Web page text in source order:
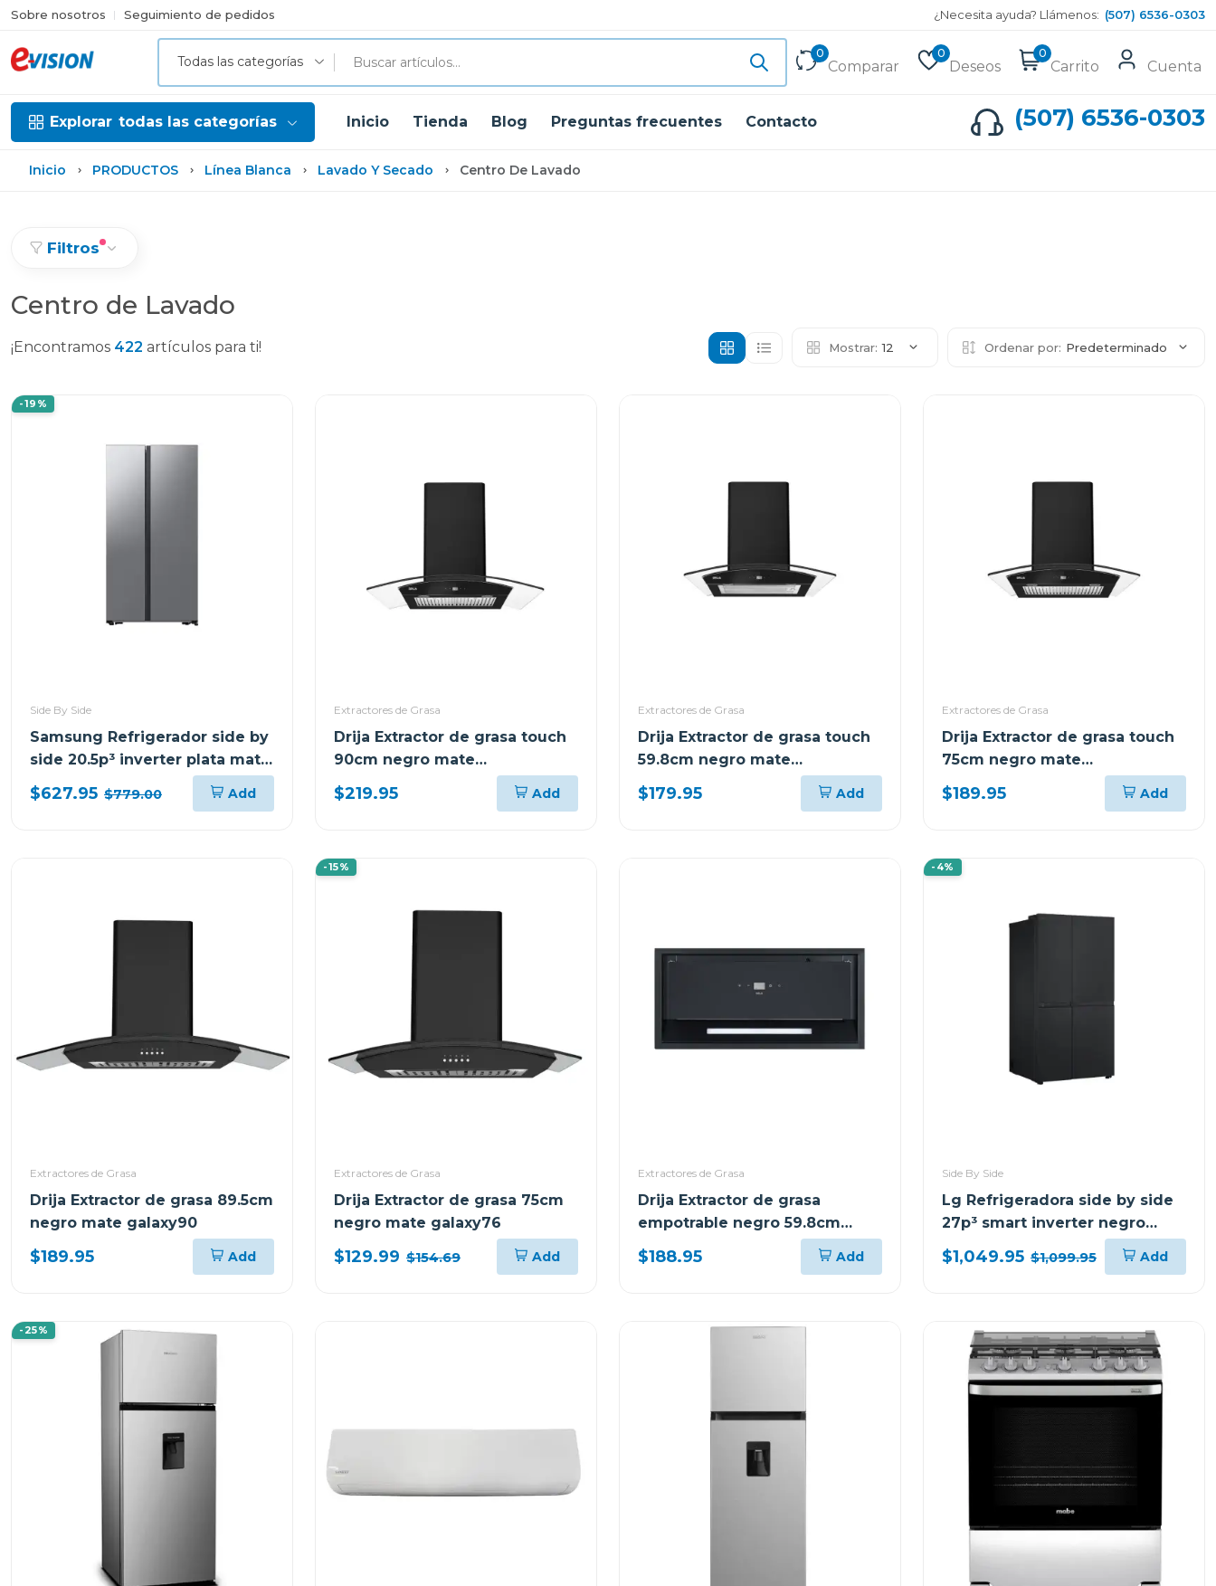
Sobre nosotros Seguimiento de pedidos ¿Necesita ayuda? Llámenos: (507) 6536-0303
Todas las categorías
0
Comparar
0
Deseos
0
Carrito Cuenta
Explorar todas las categorías Inicio Tienda Blog Preguntas frecuentes Contacto (507) 6536-0303
Inicio PRODUCTOS Línea Blanca Lavado Y Secado Centro De Lavado
Filtros
Centro de Lavado
¡Encontramos 422 artículos para ti! Mostrar: 12 Ordenar por: Predeterminado
-19%
Side By Side
Samsung Refrigerador side by
side 20.5p³ inverter plata mate
RS57DG4000M9
$627.95 $779.00 Add
Extractores de Grasa
Drija Extractor de grasa touch
90cm negro mate
prismatouch90
$219.95 Add
Extractores de Grasa
Drija Extractor de grasa touch
59.8cm negro mate
prismatouch60
$179.95 Add
Extractores de Grasa
Drija Extractor de grasa touch
75cm negro mate
prismatouch76
$189.95 Add
Extractores de Grasa
Drija Extractor de grasa 89.5cm
negro mate galaxy90
$189.95 Add
-15%
Extractores de Grasa
Drija Extractor de grasa 75cm
negro mate galaxy76
$129.99 $154.69 Add
Extractores de Grasa
Drija Extractor de grasa
empotrable negro 59.8cm
sottile60
$188.95 Add
-4%
Side By Side
Lg Refrigeradora side by side
27p³ smart inverter negro
matte
$1,049.95 $1,099.95 Add
-25%